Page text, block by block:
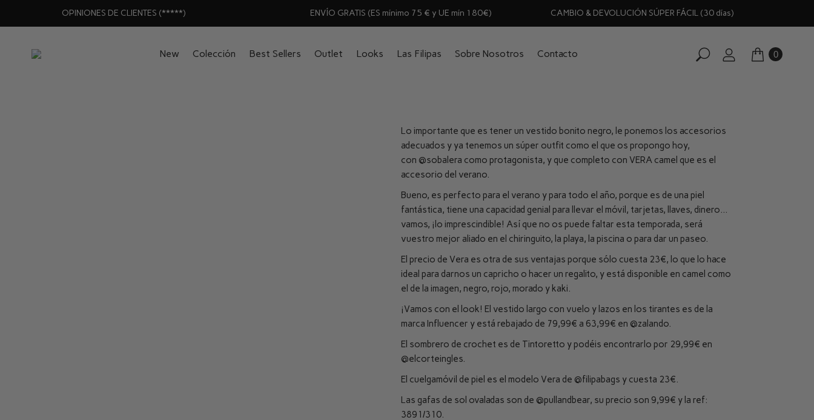
OPINIONES DE CLIENTES (*****) ENVÍO GRATIS (ES mínimo 75 € y UE mín 180€) CAMBIO & DEVOLUCIÓN SÚPER FÁCIL (30 días)
New Colección Best Sellers Outlet Looks Las Filipas Sobre Nosotros Contacto 0
Lo importante que es tener un vestido bonito negro, le ponemos los accesorios
adecuados y ya tenemos un súper outfit como el que os propongo hoy,
con @sobalera como protagonista, y que completo con VERA camel que es el
accesorio del verano.
Bueno, es perfecto para el verano y para todo el año, porque es de una piel
fantástica, tiene una capacidad genial para llevar el móvil, tarjetas, llaves, dinero…
vamos, ¡lo imprescindible! Así que no os puede faltar esta temporada, será
vuestro mejor aliado en el chiringuito, la playa, la piscina o para dar un paseo.
El precio de Vera es otra de sus ventajas porque sólo cuesta 23€, lo que lo hace
ideal para darnos un capricho o hacer un regalito, y está disponible en camel como
el de la imagen, negro, rojo, morado y kaki.
¡Vamos con el look! El vestido largo con vuelo y lazos en los tirantes es de la
marca Influencer y está rebajado de 79,99€ a 63,99€ en @zalando.
El sombrero de crochet es de Tintoretto y podéis encontrarlo por 29,99€ en
@elcorteingles.
El cuelgamóvil de piel es el modelo Vera de @filipabags y cuesta 23€.
Las gafas de sol ovaladas son de @pullandbear, su precio son 9,99€ y la ref:
3891/310.